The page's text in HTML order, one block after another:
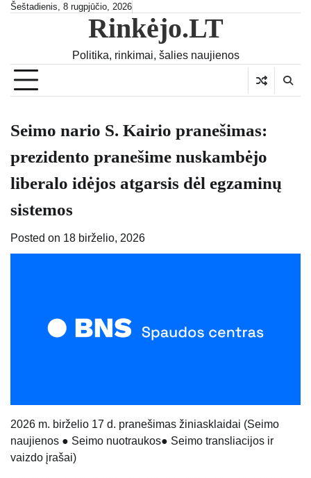
SkipŠeštadienis, 8 rugpjūčio, 2026
Rinkėjo.LT
Politika, rinkimai, šalies naujienos
Seimo nario S. Kairio pranešimas:
prezidento pranešime nuskambėjo
liberalo idėjos atgarsis dėl egzaminų
sistemos
Posted on 18 birželio, 2026
2026 m. birželio 17 d. pranešimas žiniasklaidai (Seimo
naujienos ● Seimo nuotraukos● Seimo transliacijos ir
vaizdo įrašai)